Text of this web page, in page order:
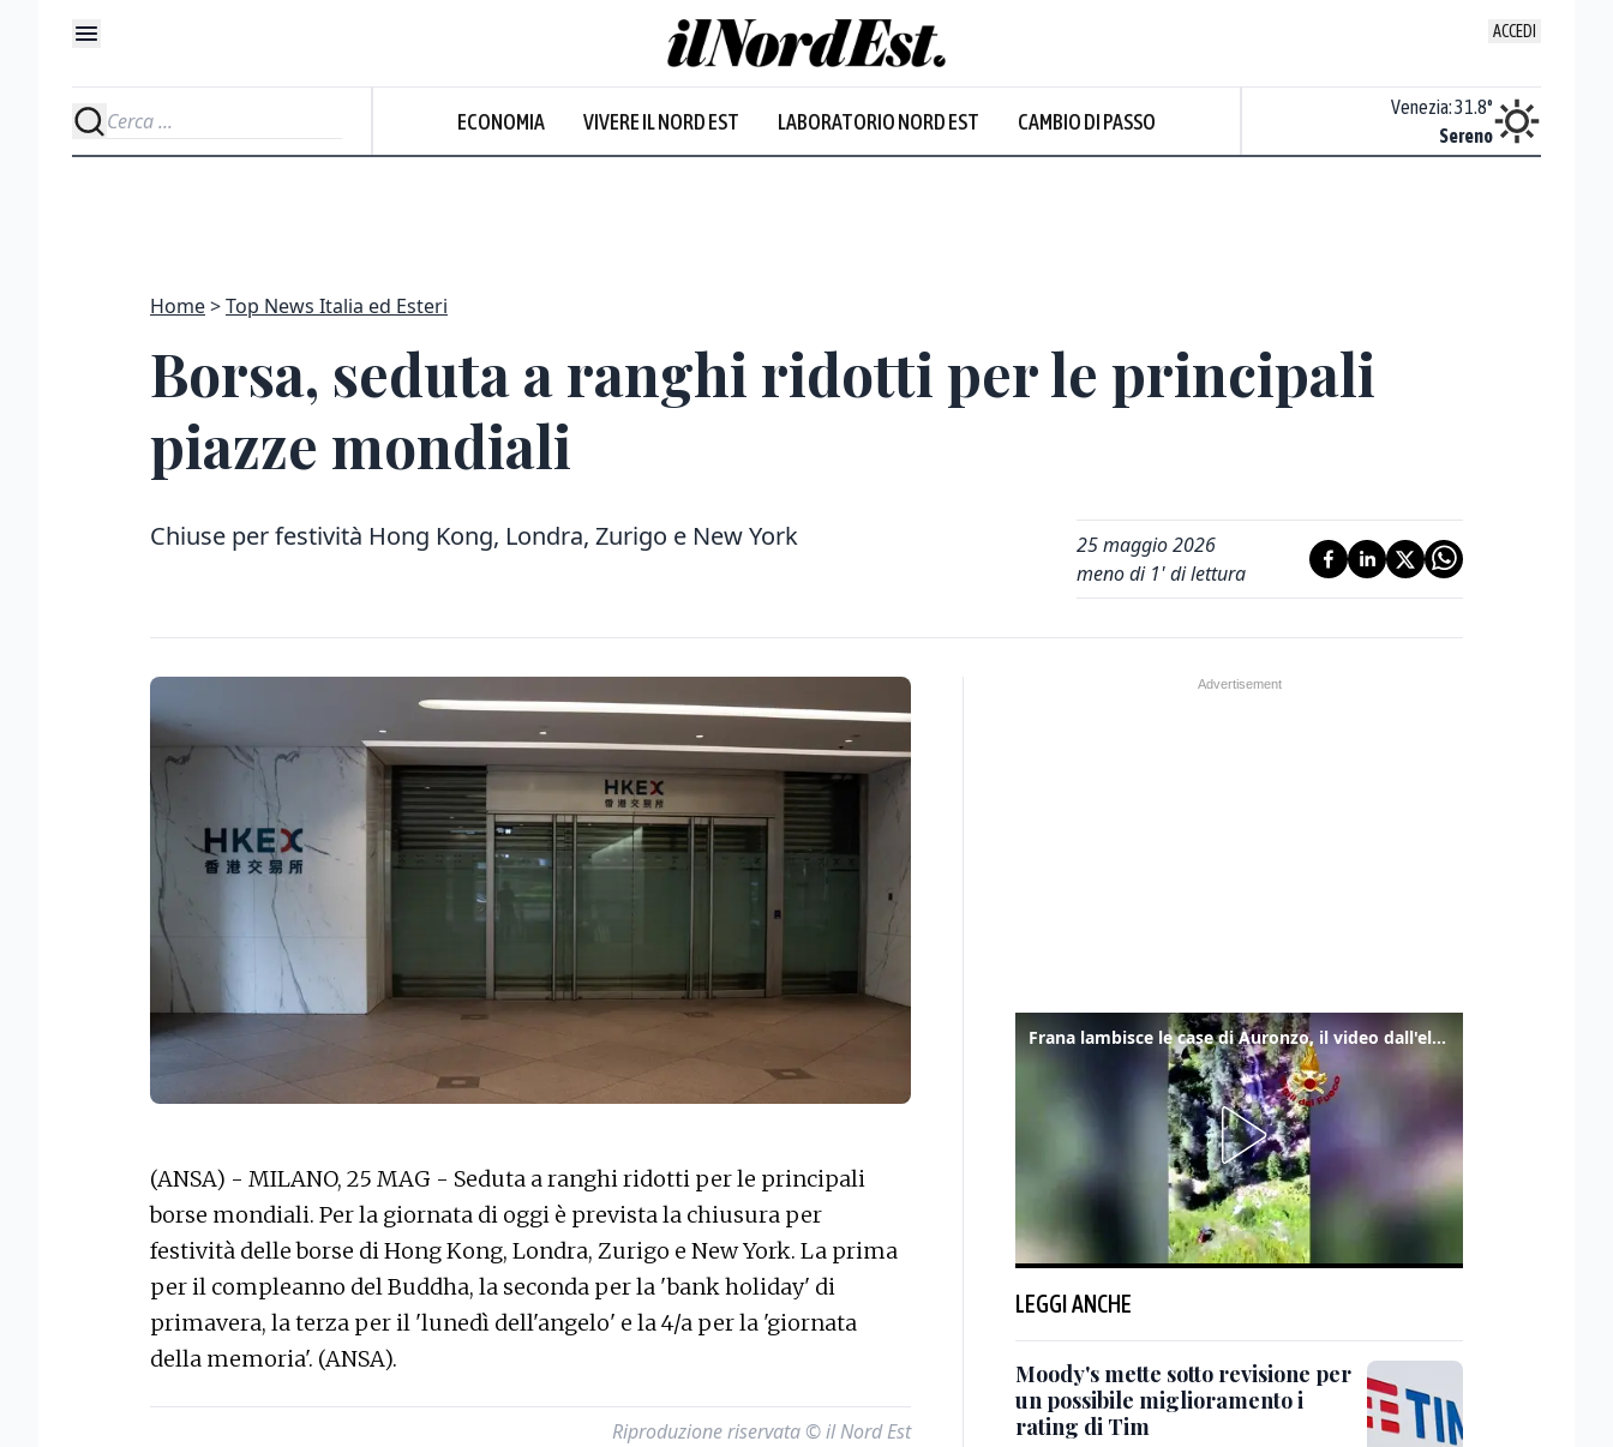
ACCEDI
ECONOMIA VIVERE IL NORD EST LABORATORIO NORD EST CAMBIO DI PASSO
Nuvoloso
Venezia:31.8°
Sereno
Home Top News Italia ed Esteri
Borsa, seduta a ranghi ridotti per le principali
piazze mondiali
Chiuse per festività Hong Kong, Londra, Zurigo e New York
25 maggio 2026
meno di 1' di lettura
(ANSA) - MILANO, 25 MAG - Seduta a ranghi ridotti per le principali
borse mondiali. Per la giornata di oggi è prevista la chiusura per
festività delle borse di Hong Kong, Londra, Zurigo e New York. La prima
per il compleanno del Buddha, la seconda per la 'bank holiday' di
primavera, la terza per il 'lunedì dell'angelo' e la 4/a per la 'giornata
della memoria'. (ANSA).
Riproduzione riservata © il Nord Est
Frana lambisce le case di Auronzo, il video dall'elicottero dei vigili del fuoco
LEGGI ANCHE
Moody's mette sotto revisione per
un possibile miglioramento i
rating di Tim